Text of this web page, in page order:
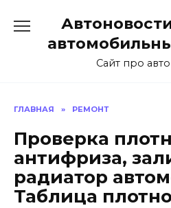
содержанию
Сайт про
ГЛАВНАЯ » РЕМОНТ
Проверка
антифриза,
радиатор
Таблица